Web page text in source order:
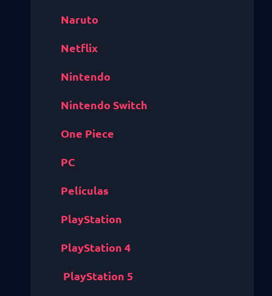
Naruto
Netflix
Nintendo
Nintendo Switch
One Piece
PC
Películas
PlayStation
PlayStation 4
PlayStation 5